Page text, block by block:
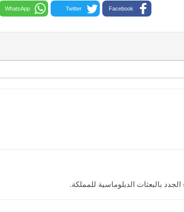
Facebook
Twitter
WhatsApp
بالبعثات الدبلوماسية للمملكة.